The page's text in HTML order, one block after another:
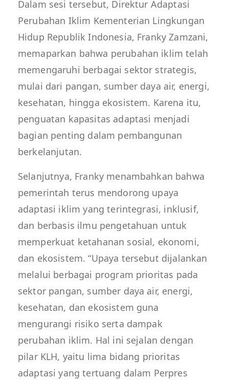
Dalam sesi tersebut, Direktur Adaptasi
Perubahan Iklim Kementerian Lingkungan
Hidup Republik Indonesia, Franky Zamzani,
memaparkan bahwa perubahan iklim telah
memengaruhi berbagai sektor strategis,
mulai dari pangan, sumber daya air, energi,
kesehatan, hingga ekosistem. Karena itu,
penguatan kapasitas adaptasi menjadi
bagian penting dalam pembangunan
berkelanjutan.
Selanjutnya, Franky menambahkan bahwa
pemerintah terus mendorong upaya
adaptasi iklim yang terintegrasi, inklusif,
dan berbasis ilmu pengetahuan untuk
memperkuat ketahanan sosial, ekonomi,
dan ekosistem. “Upaya tersebut dijalankan
melalui berbagai program prioritas pada
sektor pangan, sumber daya air, energi,
kesehatan, dan ekosistem guna
mengurangi risiko serta dampak
perubahan iklim. Hal ini sejalan dengan
pilar KLH, yaitu lima bidang prioritas
adaptasi yang tertuang dalam Perpres